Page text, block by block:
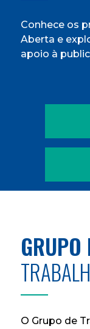
Conhece os
Aberta e
apoio à
GRUPO
O Grupo de